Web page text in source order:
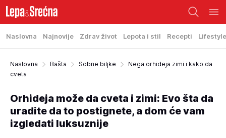
Naslovna Najnovije Zdrav život Lepota i stil Recepti Lifestyle
Naslovna Bašta Sobne biljke
Nega orhideja zimi i kako da
cveta
Orhideja može da cveta i zimi: Evo šta da
uradite da to postignete, a dom će vam
izgledati luksuznije